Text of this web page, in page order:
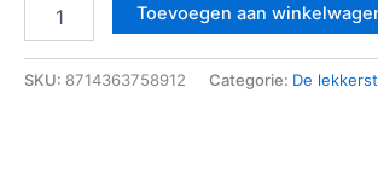
Toevoegen aan
SKU: 8714363758912 Categorie: De